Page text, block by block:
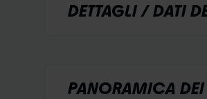
DETTAGLI / DATI
PANORAMICA